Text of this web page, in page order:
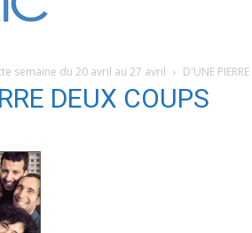
semaine du 20 avril au 27 avril D'UNE
DEUX COUPS